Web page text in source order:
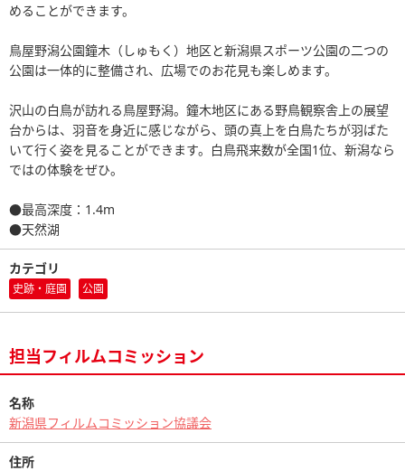
めることができます。
鳥屋野潟公園鐘木（しゅもく）地区と新潟県スポーツ公園の二つの
公園は一体的に整備され、広場でのお花見も楽しめます。
沢山の白鳥が訪れる鳥屋野潟。鐘木地区にある野鳥観察舎上の展望
台からは、羽音を身近に感じながら、頭の真上を白鳥たちが羽ばた
いて行く姿を見ることができます。白鳥飛来数が全国1位、新潟なら
ではの体験をぜひ。
●最高深度：1.4m
●天然湖
カテゴリ
史跡・庭園 公園
担当フィルムコミッション
名称
新潟県フィルムコミッション協議会
住所